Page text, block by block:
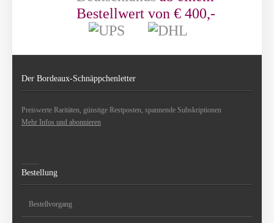
Bestellwert von € 400,-
Der Bordeaux-Schnäppchenletter
Preiswerte Raritäten, günstige Restposten, spannende Subskriptionen
Mehr Infos und abonnieren
Bestellung
Bestellvorgang